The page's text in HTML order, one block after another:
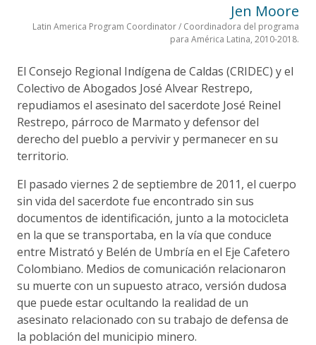
Jen Moore
Latin America Program Coordinator / Coordinadora del programa
para América Latina, 2010-2018.
El Consejo Regional Indígena de Caldas (CRIDEC) y el
Colectivo de Abogados José Alvear Restrepo,
repudiamos el asesinato del sacerdote José Reinel
Restrepo, párroco de Marmato y defensor del
derecho del pueblo a pervivir y permanecer en su
territorio.
El pasado viernes 2 de septiembre de 2011, el cuerpo
sin vida del sacerdote fue encontrado sin sus
documentos de identificación, junto a la motocicleta
en la que se transportaba, en la vía que conduce
entre Mistrató y Belén de Umbría en el Eje Cafetero
Colombiano. Medios de comunicación relacionaron
su muerte con un supuesto atraco, versión dudosa
que puede estar ocultando la realidad de un
asesinato relacionado con su trabajo de defensa de
la población del municipio minero.